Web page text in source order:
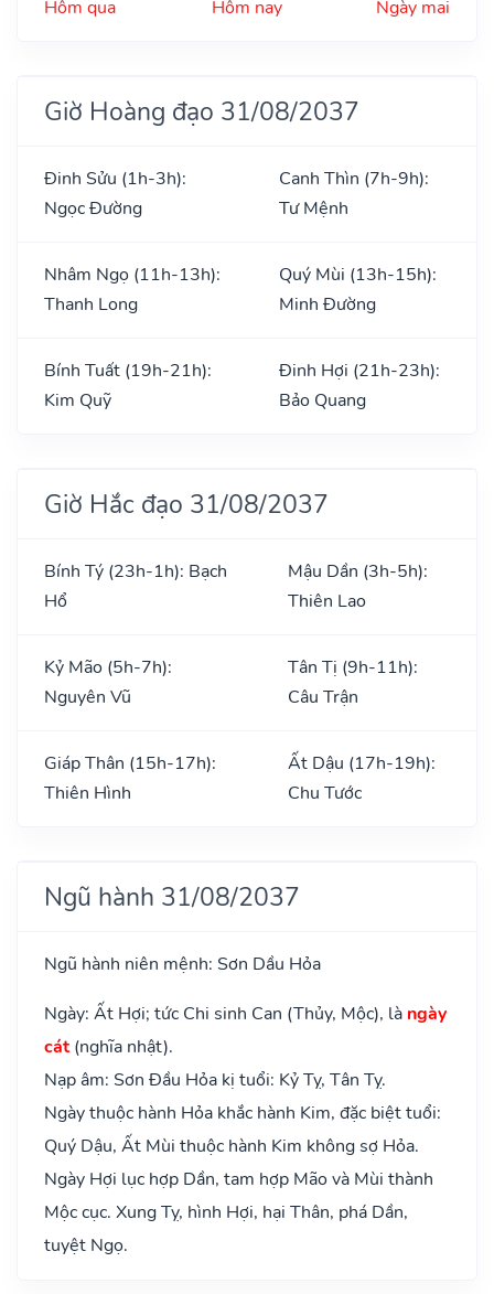
Hôm qua Hôm nay Ngày mai
Giờ Hoàng đạo 31/08/2037
Đinh Sửu (1h-3h):
Ngọc Đường
Canh Thìn (7h-9h):
Tư Mệnh
Nhâm Ngọ (11h-13h):
Thanh Long
Quý Mùi (13h-15h):
Minh Đường
Bính Tuất (19h-21h):
Kim Quỹ
Đinh Hợi (21h-23h):
Bảo Quang
Giờ Hắc đạo 31/08/2037
Bính Tý (23h-1h): Bạch
Hổ
Mậu Dần (3h-5h):
Thiên Lao
Kỷ Mão (5h-7h):
Nguyên Vũ
Tân Tị (9h-11h):
Câu Trận
Giáp Thân (15h-17h):
Thiên Hình
Ất Dậu (17h-19h):
Chu Tước
Ngũ hành 31/08/2037
Ngũ hành niên mệnh: Sơn Dầu Hỏa
Ngày: Ất Hợi; tức Chi sinh Can (Thủy, Mộc), là ngày
cát(nghĩa nhật).
Nạp âm: Sơn Đầu Hỏa kị tuổi: Kỷ Tỵ, Tân Tỵ.
Ngày thuộc hành Hỏa khắc hành Kim, đặc biệt tuổi:
Quý Dậu, Ất Mùi thuộc hành Kim không sợ Hỏa.
Ngày Hợi lục hợp Dần, tam hợp Mão và Mùi thành
Mộc cục. Xung Tỵ, hình Hợi, hại Thân, phá Dần,
tuyệt Ngọ.